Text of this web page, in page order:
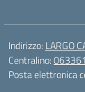
Indirizzo: LARGO
Centralino:
Posta elettronica